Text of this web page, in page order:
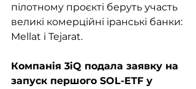
пілотному проєкті беруть участь
великі комерційні іранські банки:
Mellat і Tejarat.
Компанія 3iQ подала заявку на
запуск першого SOL-ETF у